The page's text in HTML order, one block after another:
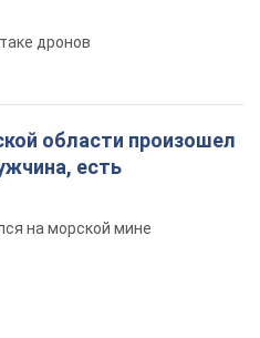
дронов
области произошел
есть
на морской мине